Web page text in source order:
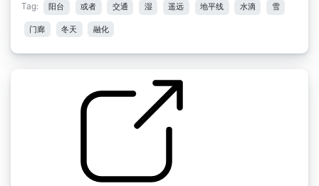
Tag: 阳台 或者 交通 湿 遥远 地平线 水滴 雪
门廊 冬天 融化